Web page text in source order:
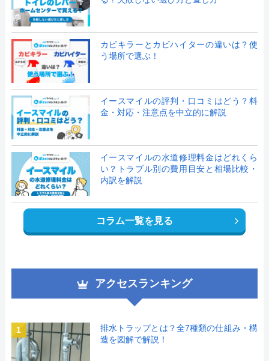
カビキラーとカビハイターの違いは？使
う場所で選ぶ！
イースマイルの評判・口コミはどう？料
金・対応・注意点を中立的に解説
イースマイルの水道修理料金はどれくら
い？トラブル別の費用目安と相場比較・
内訳を解説
コラム一覧を見る
アクセスランキング
1
排水トラップとは？全7種類の仕組み・構
造を図解で解説！